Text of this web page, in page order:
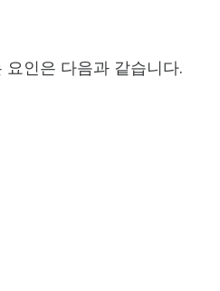
인은 다음과 같습니다.